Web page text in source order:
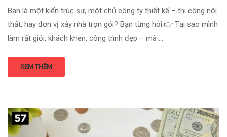
Bạn là một kiến trúc sư, một chủ công ty thiết kế – thi công nội
thất, hay đơn vị xây nhà trọn gói? Bạn từng hỏi:👉 Tại sao mình
làm rất giỏi, khách khen, công trình đẹp – mà …
XEM THÊM